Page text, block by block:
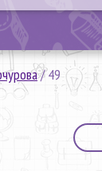
/49